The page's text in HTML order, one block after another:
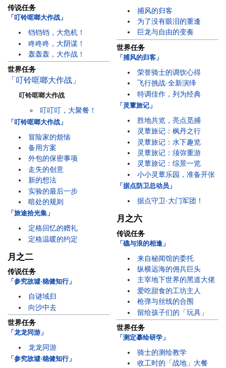
传说任务
「叮铃哐啷大作战」
铛铛铛，大危机！
咚咚咚，大阴谋！
轰轰轰，大作战！
世界任务
「叮铃哐啷大作战」
叮铃哐啷大作战
叮叮叮，大聚餐！
「叮铃哐啷大作战」
冒险家的烦恼
备用方案
外包的保密事项
走失的创意
新的想法
实验的最后一步
暗处的规则
「旅途拾光集」
定格回忆的赠礼
定格温暖的约定
月之二
传说任务
「参究故墟·稳健知行」
自谜域归
向沙中去
世界任务
「龙龙同游」
龙龙同游
「参究故墟·稳健知行」
捕风的归客
为了没有眼泪的重逢
巨龙与自由的变奏
世界任务
「捕风的归客」
荣誉骑士的调饮心得
飞行挑战·全新演绎
特调佳作，列为经典
「灵蕈旅记」
胜地共览，亮点觅捕
灵蕈旅记：枫丹之行
灵蕈旅记：水下趣览
灵蕈旅记：须弥重游
灵蕈旅记：综景一览
小小灵蕈乐园，准备开张
「据点防卫总动员」
据点守卫·大门军团！
月之六
传说任务
「礁与浪的相逢」
来自秘闻馆的委托
纵横远海的佣兵巨头
主宰地下世界的黑道大佬
爱吃甜食的工坊主人
枪弹与丝线的合围
留给孩子们的「玩具」
世界任务
「测定摹绘研学」
骑士的测绘教学
收工时的「战地」大餐